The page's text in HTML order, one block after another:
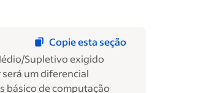
Copie esta seção
Supletivo exigido
um diferencial
básico de computação